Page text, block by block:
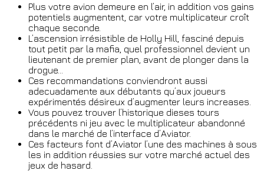
Plus votre avion demeure en l’air, in addition vos gains
potentiels augmentent, car votre multiplicateur croît
chaque seconde.
L’ascension irrésistible de Holly Hill, fasciné depuis
tout petit par la mafia, quel professionnel devient un
lieutenant de premier plan, avant de plonger dans la
drogue…
Ces recommandations conviendront aussi
adecuadamente aux débutants qu’aux joueurs
expérimentés désireux d’augmenter leurs increases.
Vous pouvez trouver l’historique dieses tours
précédents ni jeu avec le multiplicateur abandonné
dans le marché de l’interface d’Aviator.
Ces facteurs font d’Aviator l’une des machines à sous
les in addition réussies sur votre marché actuel des
jeux de hasard.